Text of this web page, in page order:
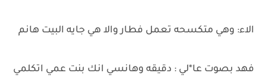
الاء: وهي متكسحه تعمل فطار والا هي جايه البيت هانم
فهد بصوت عا*لي : دقيقه وهانسي انك بنت عمي اتكلمي